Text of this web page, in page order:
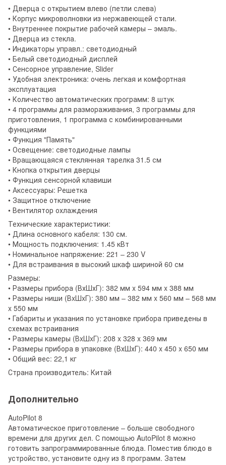
• Дверца с открытием влево (петли слева)
• Корпус микроволновки из нержавеющей стали.
• Внутреннее покрытие рабочей камеры – эмаль.
• Дверца из стекла.
• Индикаторы управл.: светодиодный
• Белый светодиодный дисплей
• Сенсорное управление, Slider
• Удобная электроника: очень легкая и комфортная
эксплуатация
• Количество автоматических программ: 8 штук
• 4 программы для размораживания, 3 программы для
приготовления, 1 программа с комбинированными
функциями
• Функция "Память"
• Освещение: светодиодные лампы
• Вращающаяся стеклянная тарелка 31.5 см
• Кнопка открытия дверцы
• Функция сенсорной клавиши
• Аксессуары: Решетка
• Защитное отключение
• Вентилятор охлаждения
Технические характеристики:
• Длина основного кабеля: 130 см.
• Мощность подключения: 1.45 кВт
• Номинальное напряжение: 221 – 230 V
• Для встраивания в высокий шкаф шириной 60 см
Размеры:
• Размеры прибора (ВхШхГ): 382 мм x 594 мм x 388 мм
• Размеры ниши (ВxШxГ): 380 мм – 382 мм x 560 мм – 568 мм
x 550 мм
• Габариты и указания по установке прибора приведены в
схемах встраивания
• Размеры камеры (ВxШxГ): 208 x 328 x 369 мм
• Размеры прибора в упаковке (ВхШхГ): 440 x 450 x 650 мм
• Общий вес: 22,1 кг
Страна производитель: Китай
Дополнительно
AutoPilot 8
Автоматическое приготовление – больше свободного
времени для других дел. С помощью AutoPilot 8 можно
готовить запрограммированные блюда. Поместив блюдо в
устройство, установите одну из 8 программ. Затем